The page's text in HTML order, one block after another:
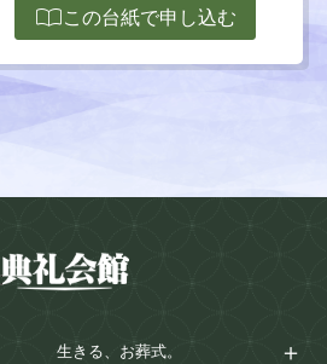
import_contactsこの台紙で申し込む
生きる、お葬式。